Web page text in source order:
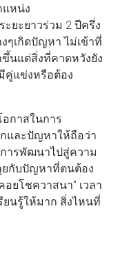
แหน่ง
ะยะยาวร่วม 2 ปีครึ่ง
ๆเกิดปัญหา ไม่เข้าที่
นแต่สิ่งที่คาดหวังยัง
คู่แข่งหรือต้อง
กาสในการ
และปัญหาให้ถือว่า
ารพัฒนาไปสู่ความ
ยกับปัญหาที่ตนต้อง
อยโชควาสนา” เวลา
ยนรู้ให้มาก สิ่งไหนที่